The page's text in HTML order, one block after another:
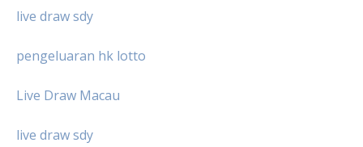
live draw sdy
pengeluaran hk lotto
Live Draw Macau
live draw sdy